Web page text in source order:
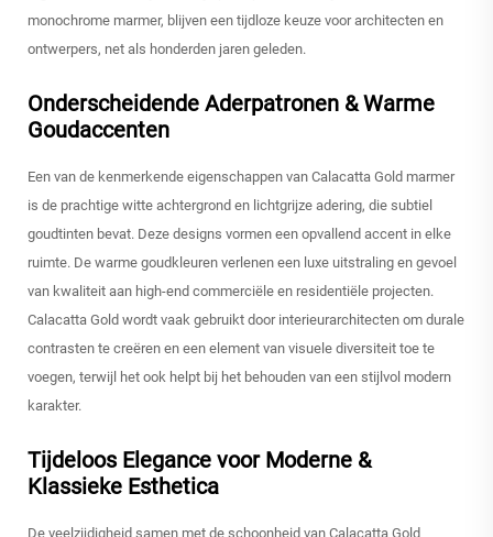
monochrome marmer, blijven een tijdloze keuze voor architecten en
ontwerpers, net als honderden jaren geleden.
Onderscheidende Aderpatronen & Warme
Goudaccenten
Een van de kenmerkende eigenschappen van Calacatta Gold marmer
is de prachtige witte achtergrond en lichtgrijze adering, die subtiel
goudtinten bevat. Deze designs vormen een opvallend accent in elke
ruimte. De warme goudkleuren verlenen een luxe uitstraling en gevoel
van kwaliteit aan high-end commerciële en residentiële projecten.
Calacatta Gold wordt vaak gebruikt door interieurarchitecten om durale
contrasten te creëren en een element van visuele diversiteit toe te
voegen, terwijl het ook helpt bij het behouden van een stijlvol modern
karakter.
Tijdeloos Elegance voor Moderne &
Klassieke Esthetica
De veelzijdigheid samen met de schoonheid van Calacatta Gold